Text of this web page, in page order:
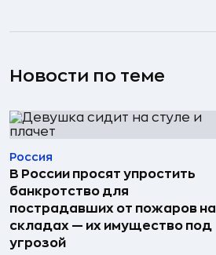
Новости по теме
Россия
В России просят упростить
банкротство для
пострадавших от пожаров на
складах — их имущество под
угрозой